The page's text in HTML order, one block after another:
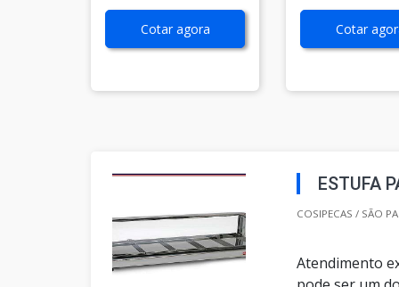
Cotar agora Cotar
ESTUFA
COSIPECAS / SÃO
Atendimento